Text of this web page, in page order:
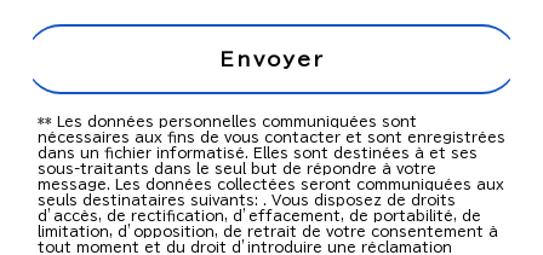
Envoyer
** Les données personnelles communiquées sont
nécessaires aux fins de vous contacter et sont enregistrées
dans un fichier informatisé. Elles sont destinées à et ses
sous-traitants dans le seul but de répondre à votre
message. Les données collectées seront communiquées aux
seuls destinataires suivants: . Vous disposez de droits
d’accès, de rectification, d’effacement, de portabilité, de
limitation, d’opposition, de retrait de votre consentement à
tout moment et du droit d’introduire une réclamation